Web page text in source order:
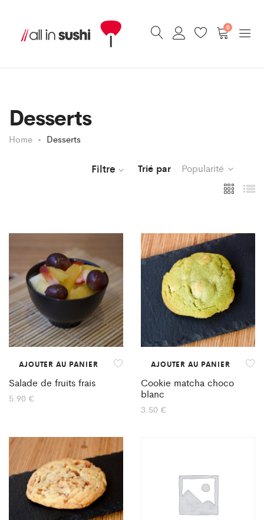
0
Desserts
Home Desserts
Filtre Trié par Popularité
AJOUTER AU PANIER
Salade de fruits frais
5.90 €
AJOUTER AU PANIER
Cookie matcha choco
blanc
3.50 €